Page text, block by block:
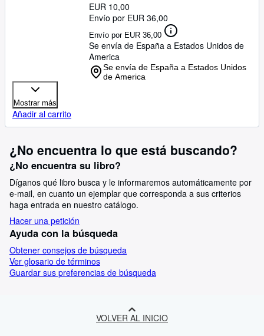
EUR 10,00
Envío por EUR 36,00
Envío por EUR 36,00
Se envía de España a Estados Unidos de
America
Se envía de España a Estados Unidos
de America
Mostrar más
Añadir al carrito
¿No encuentra lo que está buscando?
¿No encuentra su libro?
Díganos qué libro busca y le informaremos automáticamente por
e-mail, en cuanto un ejemplar que corresponda a sus criterios
haga entrada en nuestro catálogo.
Hacer una petición
Ayuda con la búsqueda
Obtener consejos de búsqueda
Ver glosario de términos
Guardar sus preferencias de búsqueda
VOLVER AL INICIO